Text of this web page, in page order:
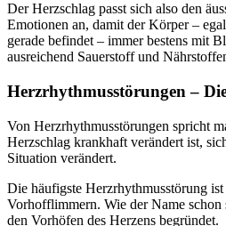
Der Herzschlag passt sich also den
Emotionen an, damit der Körper –
gerade befindet – immer bestens mit
ausreichend Sauerstoff und
Herzrhythmusstörungen –
Von Herzrhythmusstörungen spricht
Herzschlag krankhaft verändert ist,
Situation verändert.
Die häufigste Herzrhythmusstörung ist
Vorhofflimmern. Wie der Name schon
den Vorhöfen des Herzens begründet.